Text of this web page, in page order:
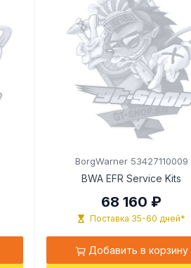
BorgWarner 53427110009
BWA EFR Service Kits
68 160 ₽
Поставка 35-60 дней*
Добавить в корзину